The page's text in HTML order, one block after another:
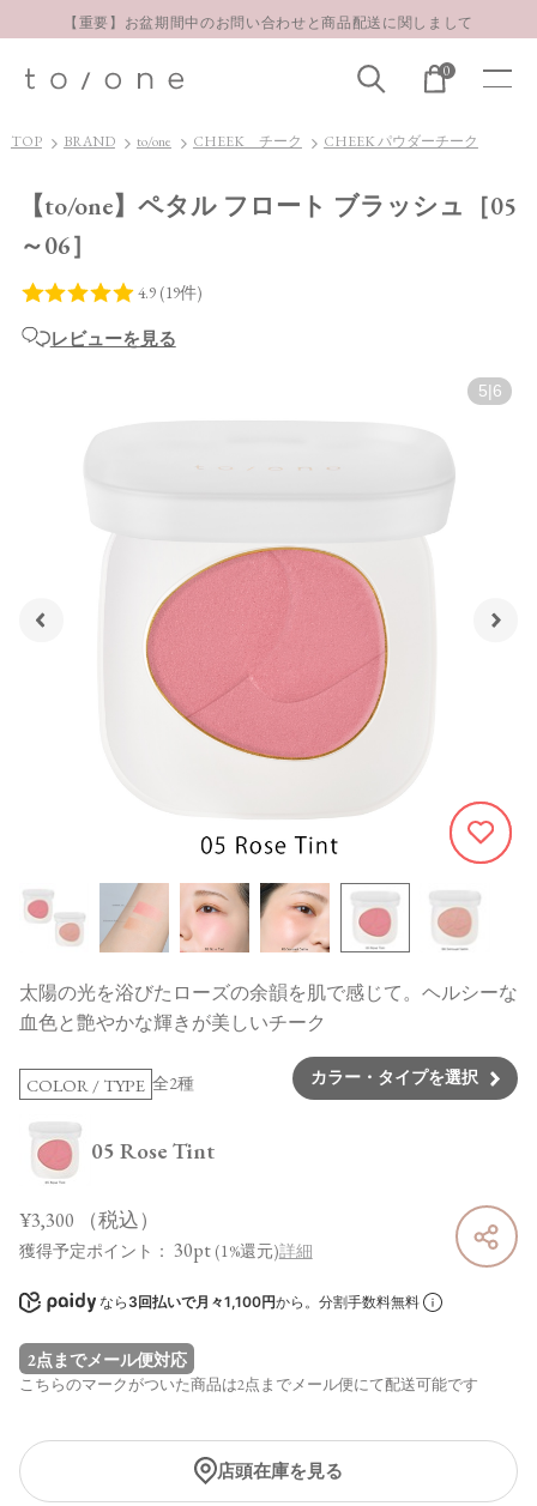
【重要】お盆期間中のお問い合わせと商品配送に関しまして
LINE お友達登録 500円OFFクーポンプレゼント
0
TOP BRAND to/one CHEEK チーク CHEEK パウダーチーク
【to/one】ペタル フロート ブラッシュ［05
～06］
レビューを見る
5| 6
433
太陽の光を浴びたローズの余韻を肌で感じて。ヘルシーな
血色と艶やかな輝きが美しいチーク
COLOR / TYPE 全2種 カラー・タイプを選択
05 Rose Tint
¥3,300 （税込）
獲得予定ポイント： 30pt (1%還元)詳細
なら 3回払いで月々1,100円から。分割手数料無料
2点までメール便対応
こちらのマークがついた商品は2点までメール便にて配送可能です
店頭在庫を見る